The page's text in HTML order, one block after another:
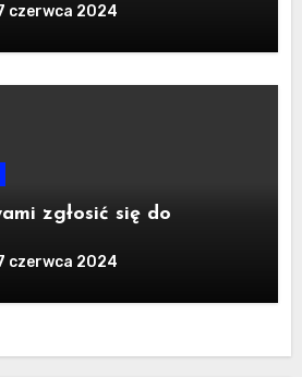
czerwca 2024
zgłosić się do
czerwca 2024